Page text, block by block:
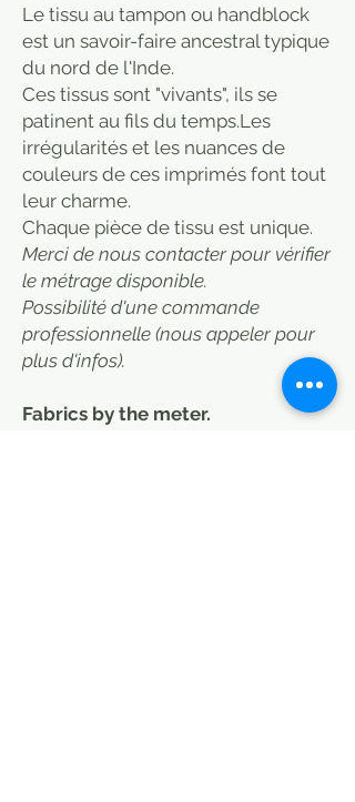
Le tissu au tampon ou handblock
est un savoir-faire ancestral typique
du nord de l'Inde.
Ces tissus sont "vivants", ils se
patinent au fils du temps.Les
irrégularités et les nuances de
couleurs de ces imprimés font tout
leur charme.
​Chaque pièce de tissu est unique.
Merci de nous contacter pour vérifier
le métrage disponible.
Possibilité d'une commande
professionnelle (nous appeler pour
plus d'infos).
Fabrics by the meter.